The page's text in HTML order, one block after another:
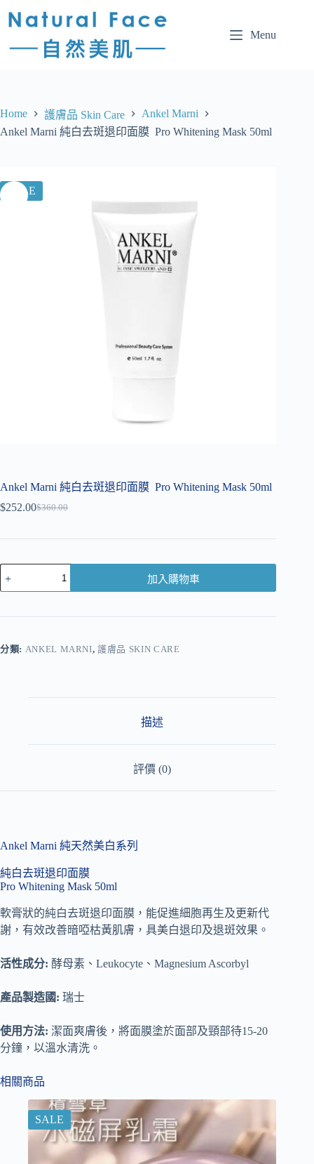
Menu
Home 護膚品 Skin Care
Ankel Marni
Ankel Marni 純白去斑退印面膜 Pro Whitening Mask 50ml
SALE
Ankel Marni 純白去斑退印面膜 Pro Whitening Mask 50ml
$360.00
$252.00
加入購物車
r
分類: ANKEL MARNI,護膚品 SKIN CARE
描述
評價 (0)
Ankel Marni 純天然美白系列
純白去斑退印面膜
Pro Whitening Mask 50ml
軟膏狀的純白去斑退印面膜，能促進細胞再生及更新代
謝，有效改善暗啞枯黃肌膚，具美白退印及退斑效果。
活性成分: 酵母素、Leukocyte、Magnesium Ascorbyl
產品製造國: 瑞士
使用方法: 潔面爽膚後，將面膜塗於面部及頸部待15-20
分鐘，以溫水清洗。
相關商品
SALE